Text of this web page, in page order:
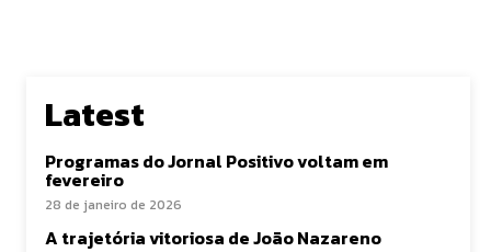
Latest
Programas do Jornal Positivo voltam em
fevereiro
28 de janeiro de 2026
A trajetória vitoriosa de João Nazareno